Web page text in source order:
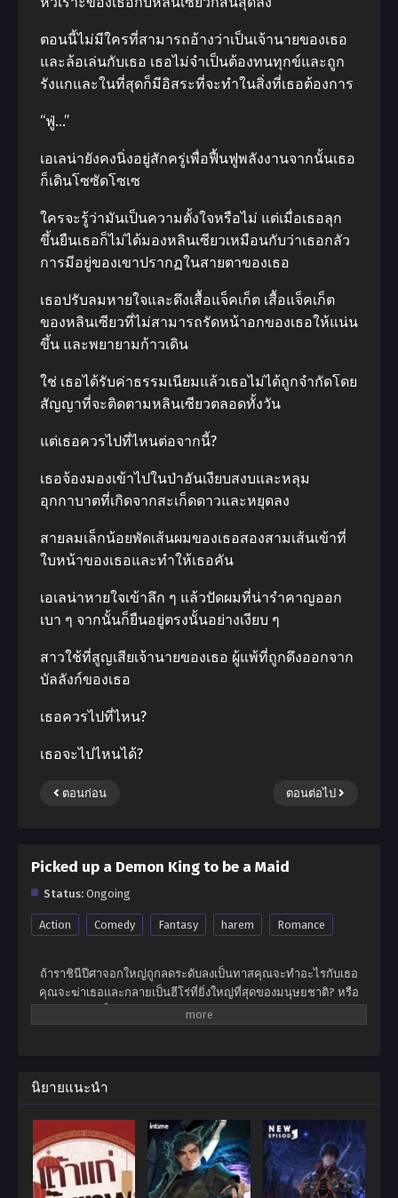
ตอนนี้ไม่มีใครที่สามารถอ้างว่าเป็นเจ้านายของเธอ
และล้อเล่นกับเธอ เธอไม่จำเป็นต้องทนทุกข์และถูก
รังแกและในที่สุดก็มีอิสระที่จะทำในสิ่งที่เธอต้องการ
“ฟู่…”
เอเลน่ายังคงนิ่งอยู่สักครู่เพื่อฟื้นฟูพลังงานจากนั้นเธอ
ก็เดินโซซัดโซเซ
ใครจะรู้ว่ามันเป็นความตั้งใจหรือไม่ แต่เมื่อเธอลุก
ขึ้นยืนเธอก็ไม่ได้มองหลินเซียวเหมือนกับว่าเธอกลัว
การมีอยู่ของเขาปรากฏในสายตาของเธอ
เธอปรับลมหายใจและดึงเสื้อแจ็คเก็ต เสื้อแจ็คเก็ต
ของหลินเซียวที่ไม่สามารถรัดหน้าอกของเธอให้แน่น
ขึ้น และพยายามก้าวเดิน
ใช่ เธอได้รับค่าธรรมเนียมแล้วเธอไม่ได้ถูกจำกัดโดย
สัญญาที่จะติดตามหลินเซียวตลอดทั้งวัน
แต่เธอควรไปที่ไหนต่อจากนี้?
เธอจ้องมองเข้าไปในป่าอันเงียบสงบและหลุม
อุกกาบาตที่เกิดจากสะเก็ดดาวและหยุดลง
สายลมเล็กน้อยพัดเส้นผมของเธอสองสามเส้นเข้าที่
ใบหน้าของเธอและทำให้เธอคัน
เอเลน่าหายใจเข้าลึก ๆ แล้วปัดผมที่น่ารำคาญออก
เบา ๆ จากนั้นก็ยืนอยู่ตรงนั้นอย่างเงียบ ๆ
สาวใช้ที่สูญเสียเจ้านายของเธอ ผู้แพ้ที่ถูกดึงออกจาก
บัลลังก์ของเธอ
เธอควรไปที่ไหน?
เธอจะไปไหนได้?
ตอนก่อน ตอนต่อไป
Picked up a Demon King to be a Maid
Status: Ongoing
Action Comedy Fantasy harem Romance
ถ้าราชินีปีศาจอกใหญ่ถูกลดระดับลงเป็นทาสคุณจะทำอะไรกับเธอ
คุณจะฆ่าเธอและกลายเป็นฮีโร่ที่ยิ่งใหญ่ที่สุดของมนุษยชาติ? หรือ
คุณจะให้เธอเป็นทาสและเพลิดเพลินไปกับความสุขในระดับสูงสุดใน
ได้! นั่นเป็นเหตุผลที่คำตอบของเขาคือ -“ ราชินีปีศาจคุณสามารถสวม
เสื้อผ้าและรีบออกไปจากที่นี้ได้ไหม?”
นิยายแนะนำ